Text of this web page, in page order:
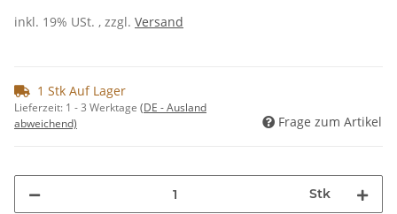
inkl. 19% USt. , zzgl. Versand
1 Stk Auf Lager
Lieferzeit: 1 - 3 Werktage (DE - Ausland
abweichend)
Frage zum Artikel
Stk